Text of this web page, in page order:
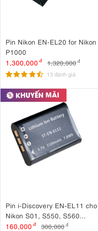
Pin Nikon EN-EL20 for Nikon
P1000
1,300,000 đ 1,320,000đ
13 đánh giá
Pin i-Discovery EN-EL11 cho
Nikon S01, S550, S560...
160,000 đ 300,000đ